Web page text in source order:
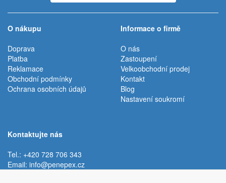
O nákupu
Doprava
Platba
Reklamace
Obchodní podmínky
Ochrana osobních údajů
Informace o firmě
O nás
Zastoupení
Velkoobchodní prodej
Kontakt
Blog
Nastavení soukromí
Kontaktujte nás
Tel.: +420 728 706 343
Email: info@penepex.cz